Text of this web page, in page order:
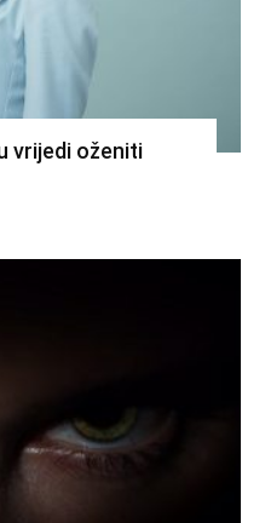
vrijedi oženiti